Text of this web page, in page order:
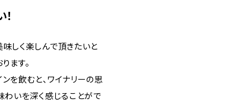
しく楽しんで頂きたいと
ます。
を飲むと、ワイナリーの思
わいを深く感じることがで